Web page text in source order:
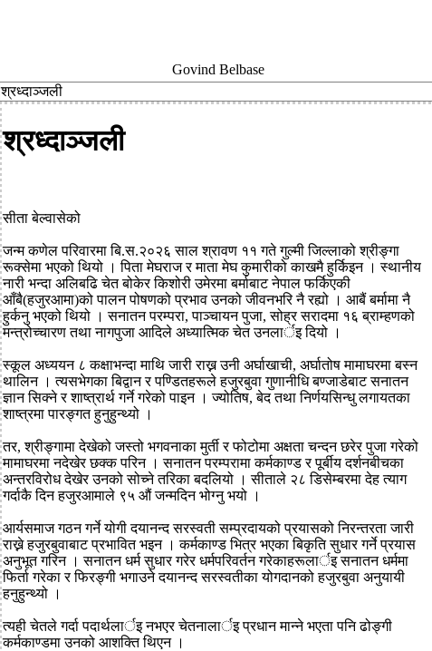
Govind Belbase
श्रध्दाञ्जली
श्रध्दाञ्जली
सीता बेल्वासेको
जन्म कणेल परिवारमा बि.स.२०२६ साल श्रावण ११ गते गुल्मी जिल्लाको श्रीङ्गा
रूक्सेमा भएको थियो । पिता मेघराज र माता मेघ कुमारीको काखमै हुर्किइन । स्थानीय
नारी भन्दा अलिबढि चेत बोकेर किशोरी उमेरमा बर्माबाट नेपाल फर्किएकी
आँबै(हजुरआमा)को पालन पोषणको प्रभाव उनको जीवनभरि नै रह्यो । आबैं बर्मामा नै
हुर्कनु भएको थियो । सनातन परम्परा, पाञ्चायन पुजा, सोह्र सरादमा १६ ब्राम्हणको
मन्त्रोच्चारण तथा नागपुजा आदिले अध्यात्मिक चेत उनलार्इ दियो ।
स्कूल अध्ययन ८ कक्षाभन्दा माथि जारी राख्न उनी अर्घाखाची, अर्घातोष मामाघरमा बस्न
थालिन । त्यसभेगका बिद्वान र पण्डितहरूले हजुरबुवा गुणानीधि बण्जाडेबाट सनातन
ज्ञान सिक्ने र शाष्त्रार्थ गर्ने गरेको पाइन । ज्योतिष, बेद तथा निर्णयसिन्धु लगायतका
शाष्त्रमा पारङ्गत हुनुहुन्थ्यो ।
तर, श्रीङ्गामा देखेको जस्तो भगवनाका मुर्ती र फोटोमा अक्षता चन्दन छरेर पुजा गरेको
मामाघरमा नदेखेर छक्क परिन । सनातन परम्परामा कर्मकाण्ड र पूर्बीय दर्शनबीचका
अन्तरविरोध देखेर उनको सोच्ने तरिका बदलियो । सीताले २८ डिसेम्बरमा देह त्याग
गर्दाकै दिन हजुरआमाले ९५ औं जन्मदिन भोग्नु भयो ।
आर्यसमाज गठन गर्ने योगी दयानन्द सरस्वती सम्प्रदायको प्रयासको निरन्तरता जारी
राख्ने हजुरबुवाबाट प्रभावित भइन । कर्मकाण्ड भित्र भएका बिकृति सुधार गर्ने प्रयास
अनुभूत गरिन । सनातन धर्म सुधार गरेर धर्मपरिवर्तन गरेकाहरूलार्इ सनातन धर्ममा
फिर्ता गरेका र फिरङ्गी भगाउने दयानन्द सरस्वतीका योगदानको हजुरबुवा अनुयायी
हनुहुन्थ्यो ।
त्यही चेतले गर्दा पदार्थलार्इ नभएर चेतनालार्इ प्रधान मान्ने भएता पनि ढोङ्गी
कर्मकाण्डमा उनको आशक्ति थिएन ।